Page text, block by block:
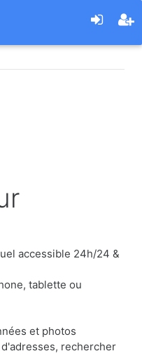
accessible 24h/24 &
tablette ou
et photos
rechercher